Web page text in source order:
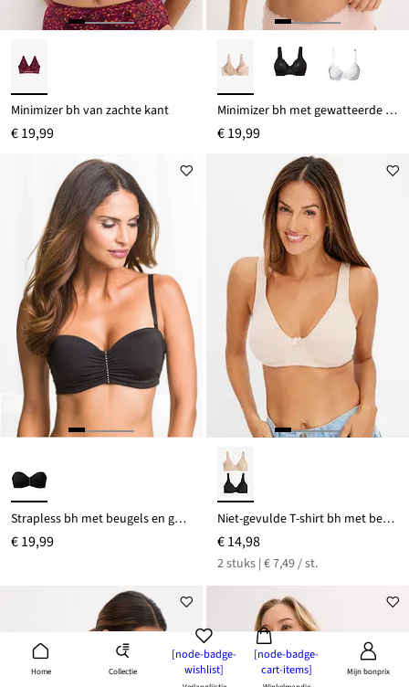
Home Collectie
[node-badge-
wishlist]
[node-badge-
cart-items]
Mijn bonprix
Minimizer bh van zachte kant
€ 19,99
Minimizer bh met gewatteerde bandjes
€ 19,99
Strapless bh met beugels en gerecycled polyamide
€ 19,99
Niet-gevulde T-shirt bh met beugels en biologisch katoen (set van 2)
€ 14,98
2 stuks | € 7,49 / st.